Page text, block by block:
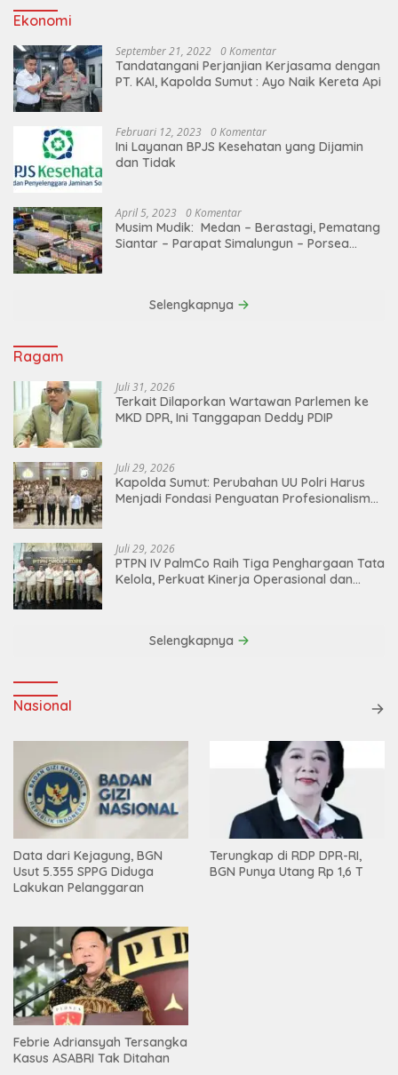
Ekonomi
September 21, 2022 0 Komentar
Tandatangani Perjanjian Kerjasama dengan
PT. KAI, Kapolda Sumut : Ayo Naik Kereta Api
Februari 12, 2023 0 Komentar
Ini Layanan BPJS Kesehatan yang Dijamin
dan Tidak
April 5, 2023 0 Komentar
Musim Mudik: Medan – Berastagi, Pematang
Siantar – Parapat Simalungun – Porsea
Selengkapnya
Ragam
Juli 31, 2026
Terkait Dilaporkan Wartawan Parlemen ke
MKD DPR, Ini Tanggapan Deddy PDIP
Juli 29, 2026
Kapolda Sumut: Perubahan UU Polri Harus
Menjadi Fondasi Penguatan Profesionalisme
Juli 29, 2026
PTPN IV PalmCo Raih Tiga Penghargaan Tata
Kelola, Perkuat Kinerja Operasional dan
Selengkapnya
Nasional
Data dari Kejagung, BGN
Usut 5.355 SPPG Diduga
Lakukan Pelanggaran
Terungkap di RDP DPR-RI,
BGN Punya Utang Rp 1,6 T
Febrie Adriansyah Tersangka
Kasus ASABRI Tak Ditahan